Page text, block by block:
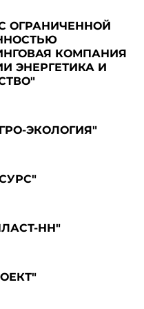
ОГРАНИЧЕННОЙ
КОМПАНИЯ
ЭНЕРГЕТИКА И
ЭКОЛОГИЯ"
НН"